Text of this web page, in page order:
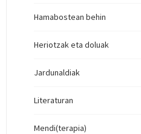
Hamabostean behin
Heriotzak eta doluak
Jardunaldiak
Literaturan
Mendi(terapia)